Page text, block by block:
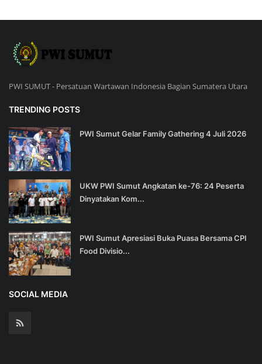
PWI SUMUT - Persatuan Wartawan Indonesia Bagian Sumatera Utara
TRENDING POSTS
PWI Sumut Gelar Family Gathering 4 Juli 2026
UKW PWI Sumut Angkatan ke-76: 24 Peserta
Dinyatakan Kom...
PWI Sumut Apresiasi Buka Puasa Bersama CPI
Food Divisio...
SOCIAL MEDIA